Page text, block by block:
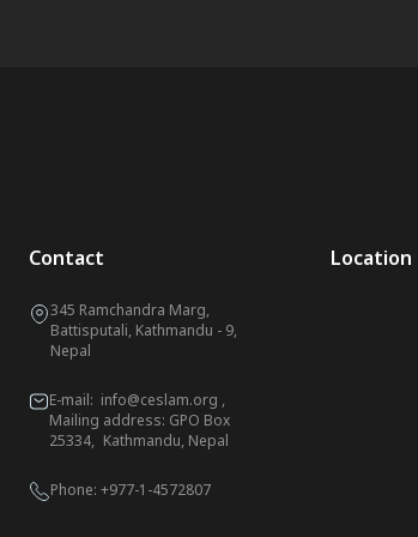
Contact
345 Ramchandra Marg,
Battisputali, Kathmandu - 9,
Nepal
E-mail: info@ceslam.org ,
Mailing address: GPO Box
25334, Kathmandu, Nepal
Phone: +977-1-4572807
Location